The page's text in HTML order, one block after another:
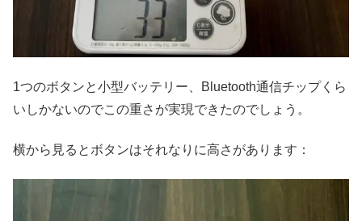
1つのボタンと小型バッテリー、Bluetooth通信チップくら
いしかないのでこの重さが実現できたのでしょう。
横から見るとボタンはそれなりに高さがあります：